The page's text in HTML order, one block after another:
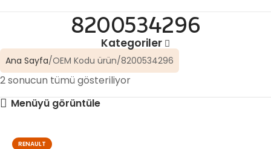
8200534296
Kategoriler
Ana Sayfa OEM Kodu ürün 8200534296
2 sonucun tümü gösteriliyor
Menüyü görüntüle
RENAULT